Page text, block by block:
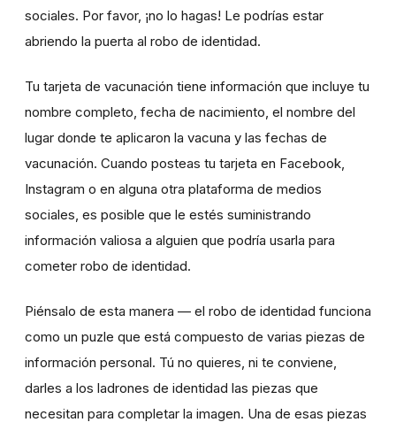
sociales. Por favor, ¡no lo hagas! Le podrías estar
abriendo la puerta al robo de identidad.
Tu tarjeta de vacunación tiene información que incluye tu
nombre completo, fecha de nacimiento, el nombre del
lugar donde te aplicaron la vacuna y las fechas de
vacunación. Cuando posteas tu tarjeta en Facebook,
Instagram o en alguna otra plataforma de medios
sociales, es posible que le estés suministrando
información valiosa a alguien que podría usarla para
cometer robo de identidad.
Piénsalo de esta manera — el robo de identidad funciona
como un puzle que está compuesto de varias piezas de
información personal. Tú no quieres, ni te conviene,
darles a los ladrones de identidad las piezas que
necesitan para completar la imagen. Una de esas piezas